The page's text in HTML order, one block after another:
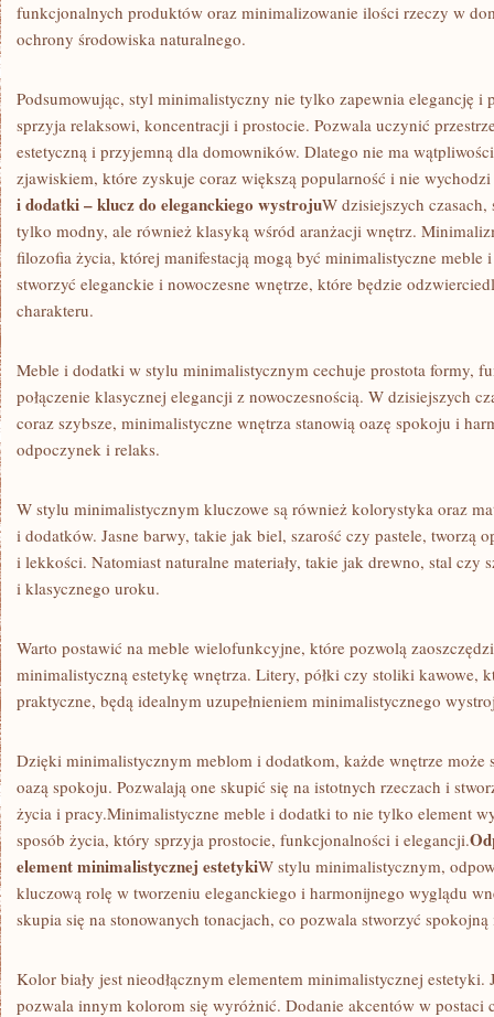
funkcjonalnych produktów⁢ oraz minimalizowanie ilości rzeczy w⁤
ochrony środowiska naturalnego.
Podsumowując, styl minimalistyczny nie tylko zapewnia elegancję⁤ i
sprzyja relaksowi, ⁣koncentracji i prostocie. Pozwala⁣ uczynić
estetyczną i przyjemną dla‌ domowników. Dlatego nie ma
zjawiskiem, które zyskuje coraz większą popularność i nie
i dodatki –‍ klucz do ​eleganckiego wystrojuW‍ dzisiejszych
tylko modny, ale również‌ klasyką⁢ wśród‌ aranżacji wnętrz.
filozofia życia, której manifestacją mogą być minimalistyczne
stworzyć eleganckie i nowoczesne wnętrze, które będzie
charakteru.
Meble ‍i dodatki w ‌stylu minimalistycznym ⁤cechuje⁤ prostota formy,
połączenie⁢ klasycznej elegancji z nowoczesnością. W‍ dzisiejszych
coraz ⁤szybsze, minimalistyczne wnętrza stanowią oazę spokoju ⁢i
⁤odpoczynek i relaks.
W stylu minimalistycznym‌ kluczowe są również kolorystyka oraz
i dodatków. ⁣Jasne barwy, takie jak biel, ⁤szarość czy pastele, tworzą
i lekkości. Natomiast ⁢naturalne ⁤materiały,‍ takie‌ jak drewno, stal czy
i klasycznego ⁢uroku.
Warto postawić⁢ na meble wielofunkcyjne, które pozwolą
minimalistyczną ⁤estetykę wnętrza. Litery, półki czy stoliki kawowe,
praktyczne, będą idealnym uzupełnieniem minimalistycznego
Dzięki minimalistycznym meblom i dodatkom, każde⁣ wnętrze może
‍oazą spokoju. Pozwalają ‌one skupić⁤ się na istotnych rzeczach i
życia i pracy.Minimalistyczne meble i dodatki to nie tylko element
sposób ⁤życia, który⁢ sprzyja prostocie, funkcjonalności i elegancji.
element minimalistycznej estetykiW stylu ⁤minimalistycznym,
kluczową rolę w tworzeniu eleganckiego i harmonijnego ‌wyglądu
skupia się na stonowanych⁤ tonacjach, co‌ pozwala stworzyć‍ spokojną
Kolor biały jest ⁢nieodłącznym elementem minimalistycznej estetyki.
pozwala innym kolorom​ się wyróżnić. Dodanie ‌akcentów w postaci